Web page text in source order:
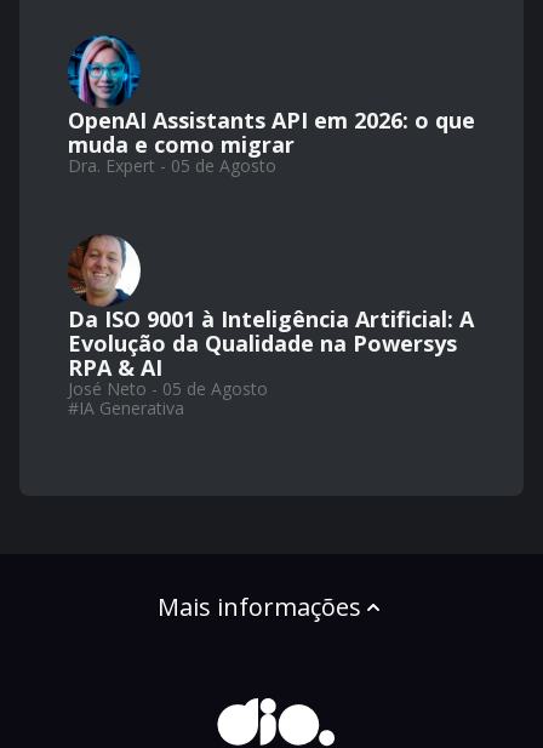
OpenAI Assistants API em 2026: o que
muda e como migrar
Dra. Expert - 05 de Agosto
Da ISO 9001 à Inteligência Artificial: A
Evolução da Qualidade na Powersys
RPA & AI
José Neto - 05 de Agosto
#IA Generativa
Mais informações